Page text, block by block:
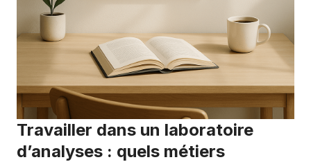
Travailler dans un laboratoire
d’analyses : quels métiers